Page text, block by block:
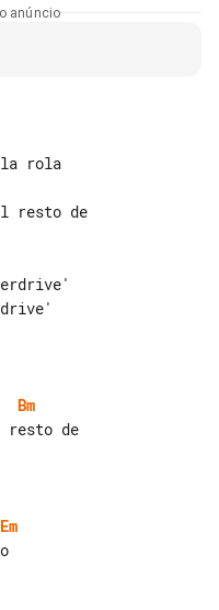
anúncio
la rola
resto de
Bm
resto de
Em